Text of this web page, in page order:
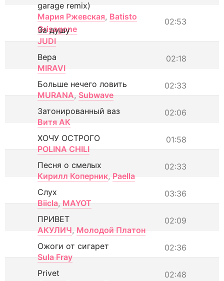
garage remix)
Мария Ржевская, Batisto
Grisagone
02:53
За душу
JUDI
02:18
Вера
MIRAVI
02:33
Больше нечего ловить
MURANA, Subwave
02:06
Затонированный ваз
Витя АК
01:58
ХОЧУ ОСТРОГО
POLINA CHILI
02:33
Песня о смелых
Кирилл Коперник, Paella
03:36
Слух
Biicla, MAYOT
02:09
ПРИВЕТ
АКУЛИЧ, Молодой Платон
02:36
Ожоги от сигарет
Sula Fray
02:48
Privet